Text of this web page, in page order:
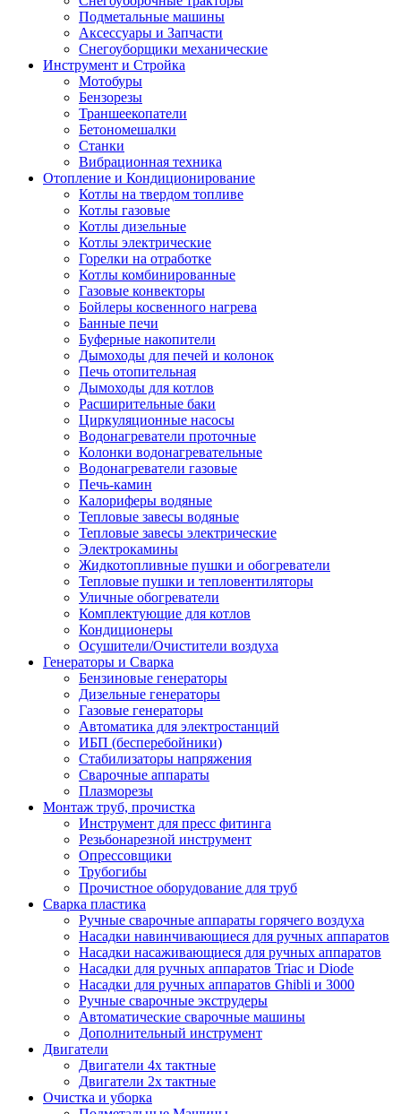
Подметальные машины
Аксессуары и Запчасти
Снегоуборщики механические
Инструмент и Стройка
Мотобуры
Бензорезы
Траншеекопатели
Бетономешалки
Станки
Вибрационная техника
Отопление и Кондиционирование
Котлы на твердом топливе
Котлы газовые
Котлы дизельные
Котлы электрические
Горелки на отработке
Котлы комбинированные
Газовые конвекторы
Бойлеры косвенного нагрева
Банные печи
Буферные накопители
Дымоходы для печей и колонок
Печь отопительная
Дымоходы для котлов
Расширительные баки
Циркуляционные насосы
Водонагреватели проточные
Колонки водонагревательные
Водонагреватели газовые
Печь-камин
Калориферы водяные
Тепловые завесы водяные
Тепловые завесы электрические
Электрокамины
Жидкотопливные пушки и обогреватели
Тепловые пушки и тепловентиляторы
Уличные обогреватели
Комплектующие для котлов
Кондиционеры
Осушители/Очистители воздуха
Генераторы и Сварка
Бензиновые генераторы
Дизельные генераторы
Газовые генераторы
Автоматика для электростанций
ИБП (бесперебойники)
Стабилизаторы напряжения
Сварочные аппараты
Плазморезы
Монтаж труб, прочистка
Инструмент для пресс фитинга
Резьбонарезной инструмент
Опрессовщики
Трубогибы
Прочистное оборудование для труб
Сварка пластика
Ручные сварочные аппараты горячего воздуха
Насадки навинчивающиеся для ручных аппаратов
Насадки насаживающиеся для ручных аппаратов
Насадки для ручных аппаратов Triac и Diode
Насадки для ручных аппаратов Ghibli и 3000
Ручные сварочные экструдеры
Автоматические сварочные машины
Дополнительный инструмент
Двигатели
Двигатели 4х тактные
Двигатели 2х тактные
Очистка и уборка